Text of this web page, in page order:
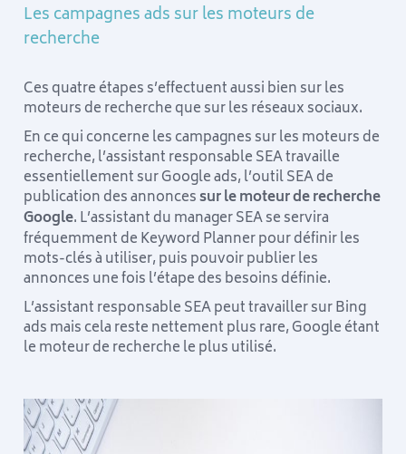
Les campagnes ads sur les moteurs de
recherche
Ces quatre étapes s’effectuent aussi bien sur les
moteurs de recherche que sur les réseaux sociaux.
En ce qui concerne les campagnes sur les moteurs de
recherche, l’assistant responsable SEA travaille
essentiellement sur Google ads, l’outil SEA de
publication des annoncessur le moteur de recherche
Google. L’assistant du manager SEA se servira
fréquemment de Keyword Planner pour définir les
mots-clés à utiliser, puis pouvoir publier les
annonces une fois l’étape des besoins définie.
L’assistant responsable SEA peut travailler sur Bing
ads mais cela reste nettement plus rare, Google étant
le moteur de recherche le plus utilisé.